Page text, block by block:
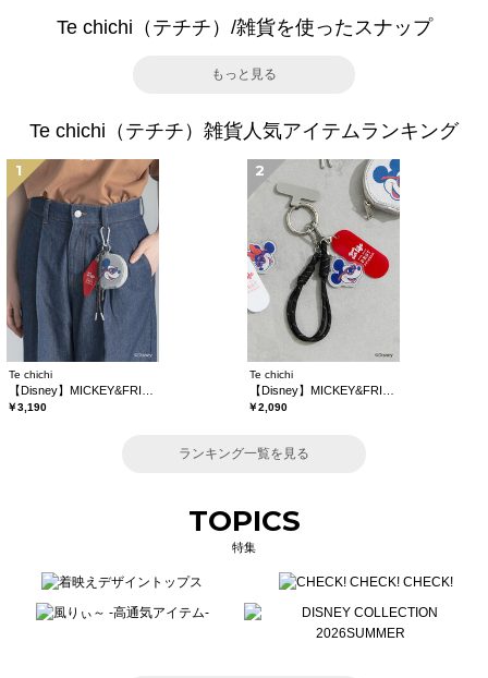
Te chichi（テチチ）/雑貨を使ったスナップ
もっと見る
Te chichi（テチチ）雑貨人気アイテムランキング
1
Te chichi
￥3,190
2
Te chichi
￥2,090
ランキング一覧を見る
TOPICS
特集